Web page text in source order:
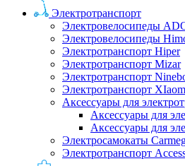
Электротранспорт
Электровелосипеды
Электровелосипеды
Электротранспорт Hiper
Электротранспорт Mizar
Электротранспорт
Электротранспорт
Аксессуары для
Аксессуары для
Аксессуары для
Электросамокаты
Электротранспорт